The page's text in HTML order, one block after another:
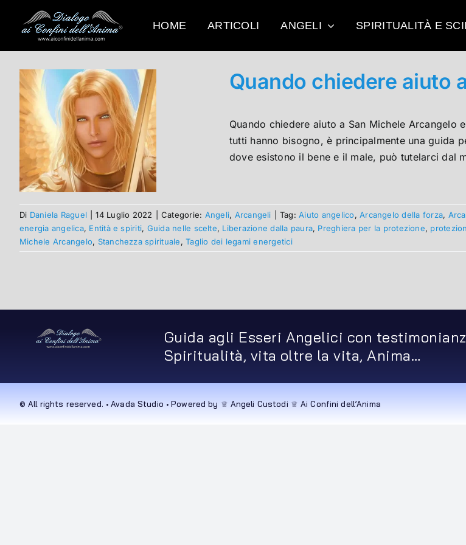
contenuto
HOME ARTICOLI ANGELI SPIRITUALITÀ E
Quando chiedere aiuto
Quando chiedere aiuto a San Michele
tutti hanno bisogno, è principalmente una guida
dove esistono il bene e il male, può tutelarci dal
Di Daniela Raguel 14 Luglio 2022 Categorie: Angeli, Arcangeli Tag:Aiuto angelico,Arcangelo della forza,
energia angelica, Entità e spiriti, Guida nelle scelte, Liberazione dalla paura, Preghiera per la protezione,
Michele Arcangelo, Stanchezza spirituale,Taglio dei legami energetici
Guida agli Esseri Angelici con
Spiritualità, vita oltre la vita, Anima…
© All rights reserved. • Avada Studio • Powered by ♕ Angeli Custodi ♕ Ai Confini dell’Anima